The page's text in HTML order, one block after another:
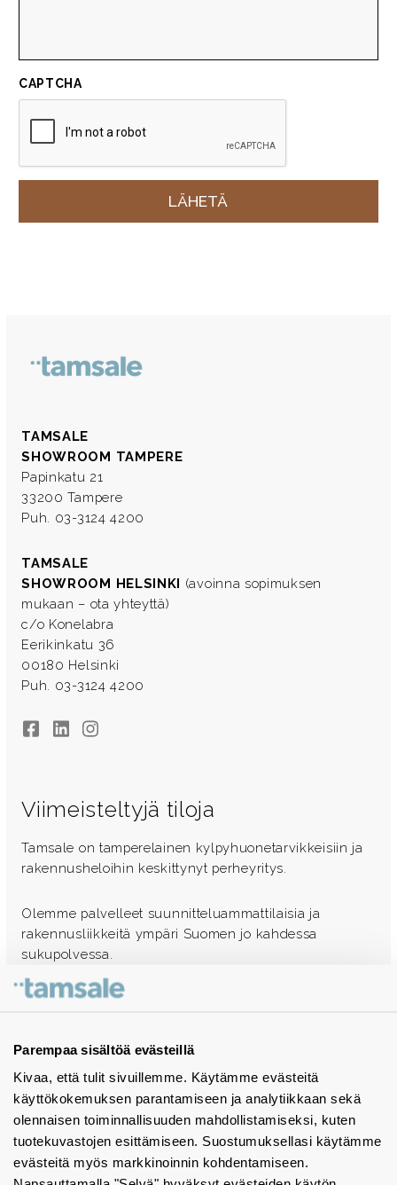
Parempaa sisältöä evästeillä
Kivaa, että tulit sivuillemme. Käytämme evästeitä
käyttökokemuksen parantamiseen ja analytiikkaan sekä
olennaisen toiminnallisuuden mahdollistamiseksi, kuten
tuotekuvastojen esittämiseen. Suostumuksellasi käytämme
evästeitä myös markkinoinnin kohdentamiseen.
CAPTCHA
TAMSALE
SHOWROOM TAMPERE
Papinkatu 21
33200 Tampere
Puh. 03-3124 4200
TAMSALE
SHOWROOM HELSINKI (avoinna sopimuksen
mukaan – ota yhteyttä)
c/o Konelabra
Eerikinkatu 36
00180 Helsinki
Puh. 03-3124 4200
FacebookLinkedInInstagram
Viimeisteltyjä tiloja
Tamsale on tamperelainen kylpyhuonetarvikkeisiin ja
rakennusheloihin keskittynyt perheyritys.
Olemme palvelleet suunnitteluammattilaisia ja
rakennusliikkeitä ympäri Suomen jo kahdessa
sukupolvessa.
Ota yhteyttä - autamme mielellämme
Tuotekuvastot
Instagram
BIM-objektit
Yhteystiedot